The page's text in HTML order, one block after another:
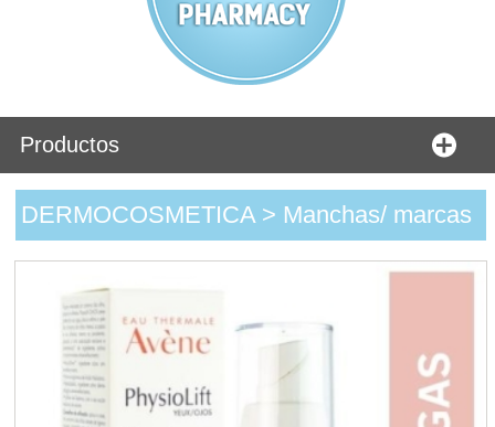
Productos
DERMOCOSMETICA > Manchas/ marcas